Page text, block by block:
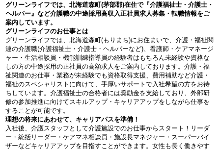
グリーンライフでは、北海道森町(茅部郡)在住で『介護福祉士・介護士・
ヘルパー』など介護職の中途採用高収入正社員求人募集・転職情報をご
案内しています。
グリーンライフのお仕事とは
グリーンライフでは、北海道森町(もりまち)にお住まいで、介護・福祉関
連の介護職(介護福祉士・介護士・ヘルパーなど)、看護師・ケアマネージ
ャー・生活相談員・機能訓練指導員の経験者はもちろん未経験や資格な
しの方の中途採用の正社員の高額求人をご案内しております。介護・福
祉関連のお仕事・業務が未経験でも資格取得支援、費用補助など介護・
福祉のスペシャリストに向けて、手厚いサポートで入社希望の方をお待
ちしています。介護福祉士の合格者には奨励金を支給しており、外部研
修の参加推進に向けてスキルアップ・キャリアアップをしながら仕事を
することが可能です。
理想の将来にあわせて、キャリアパスを準備！
入社後、介護スタッフとして介護施設でのお仕事からスタート！リーダ
ー・統括リーダー・ケアマネ相談員・施設長マネジャー・スーパーバイ
ザーなどキャリアアップを目指すことができます。女性も長く働きやす